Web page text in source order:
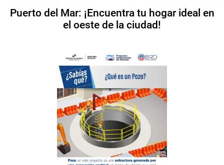
Puerto del Mar: ¡Encuentra tu hogar ideal en
el oeste de la ciudad!